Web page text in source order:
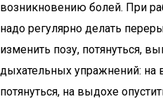
возникновению болей. При
надо регулярно делать
изменить позу, потянуться,
дыхательных упражнений: на
потянуться, на выдохе